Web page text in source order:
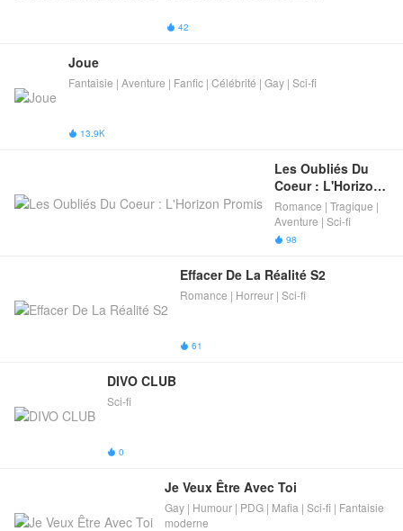
 42
Joue
Fantaisie | Aventure | Fanfic | Célébrité | Gay | Sci-fi
 13.9K
Les Oubliés Du
Coeur : L'Horizon
Promis
Romance | Tragique |
Aventure | Sci-fi
 98
Effacer De La Réalité S2
Romance | Horreur | Sci-fi
 61
DIVO CLUB
Sci-fi
 0
Je Veux Être Avec Toi
Gay | Humour | PDG | Mafia | Sci-fi | Fantaisie
moderne